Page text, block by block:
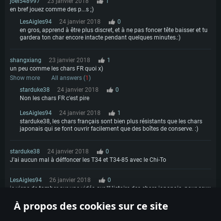
À propos des cookies sur ce site
en bref jouez comme des p...s ;)
LesAigles94
24 janvier 2018
0
en gros, apprend à être plus discret, et à ne pas foncer tête baisser et tu
gardera ton char encore intacte pendant quelques minutes.:)
shangxiang 23 janvier 2018
1
un peu comme les chars FR quoi x)
Show more
All answers (1)
starduke38
24 janvier 2018
0
Non les chars FR c'est pire
LesAigles94 24 janvier 2018
1
starduke38, les chars français sont bien plus résistants que les chars
japonais qui se font ouvrir facilement que des boîtes de conserve. :)
starduke38 24 janvier 2018
0
J'ai aucun mal à déffoncer les T34 et T34-85 avec le Chi-To
LesAigles94 26 janvier 2018
0
je viens de tomber sur une vidéo sur l'Histoire des chars japonais. pour ceux
v=9Xq8pEqW3y0